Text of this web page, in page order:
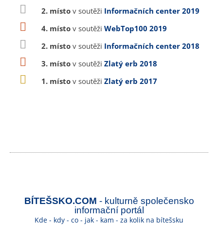
2. místo v soutěži Informačních center 2019
4. místo v soutěži WebTop100 2019
2. místo v soutěži Informačních center 2018
3. místo v soutěži Zlatý erb 2018
1. místo v soutěži Zlatý erb 2017
BÍTEŠSKO.COM - kulturně společensko
informační portál
Kde - kdy - co - jak - kam - za kolik na bítešsku